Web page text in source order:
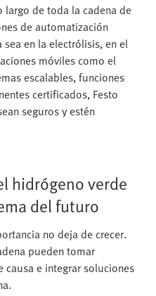
largo de toda la cadena de
de automatización
sea en la electrólisis, en el
móviles como el
escalables, funciones
certificados, Festo
seguros y estén
hidrógeno verde
del futuro
no deja de crecer.
pueden tomar
e integrar soluciones